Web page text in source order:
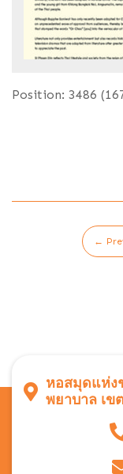
Position: 3486 (
←
หอสมุดแห่ง
พยาบาล เข